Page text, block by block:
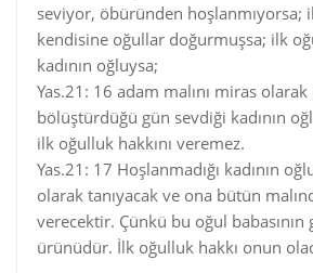
seviyor, öbüründen hoşlanmıyorsa;
kendisine oğullar doğurmuşsa; ilk
kadının oğluysa;
Yas.21: 16 adam malını miras olarak
bölüştürdüğü gün sevdiği kadının
ilk oğulluk hakkını veremez.
Yas.21: 17 Hoşlanmadığı kadının
olarak tanıyacak ve ona bütün
verecektir. Çünkü bu oğul
ürünüdür. İlk oğulluk hakkı onun